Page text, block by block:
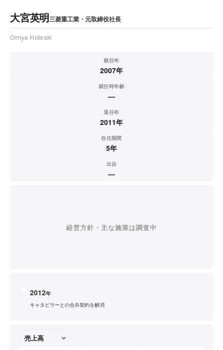
大宮英明三菱重工業・元取締役社長
Omiya Hideaki
就任年
2007年
就任時年齢
—
退任年
2011年
在任期間
5年
出自
—
経営方針・主な施策は調査中
2012年
キャタピラーとの合弁契約を解消